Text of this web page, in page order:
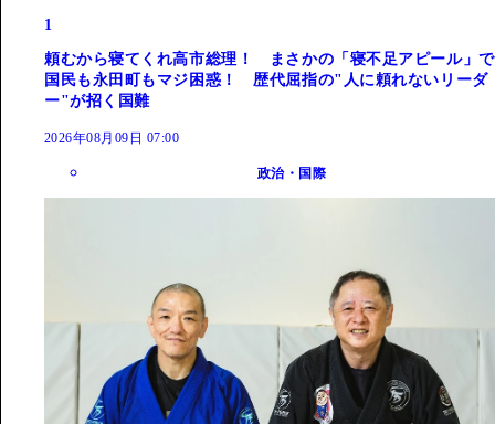
1
頼むから寝てくれ高市総理！ まさかの「寝不足アピール」で
国民も永田町もマジ困惑！ 歴代屈指の"人に頼れないリーダ
ー"が招く国難
2026年08月09日 07:00
政治・国際